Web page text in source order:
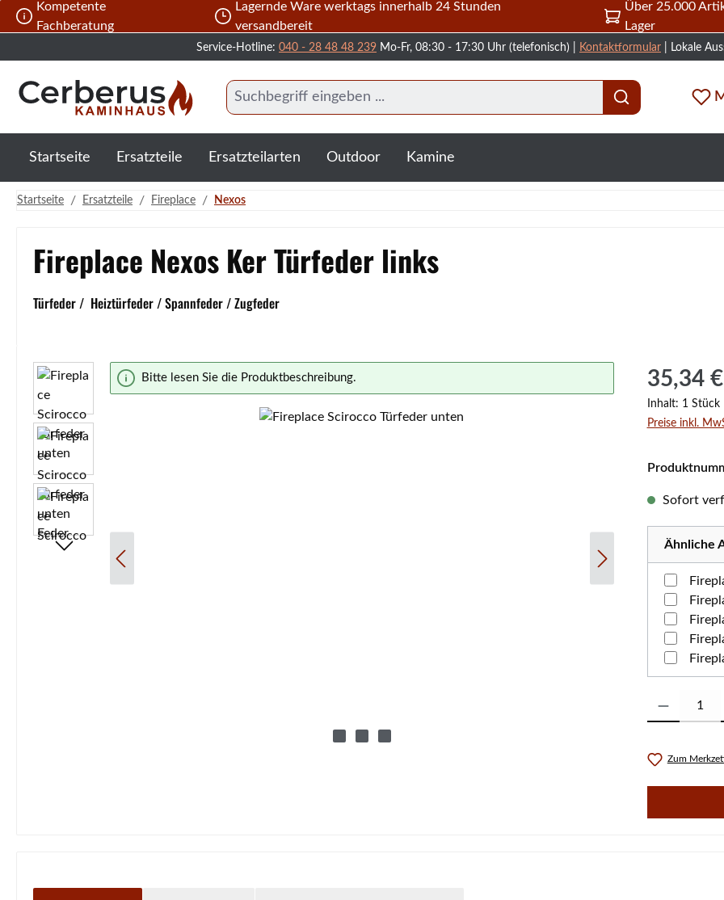
Hauptinhalt springen
Zur Suche springen
Zur Hauptnavigation springen
Kompetente
Fachberatung
Lagernde Ware werktags innerhalb 24 Stunden
versandbereit
Über 25.000
Lager
Service-Hotline: 040 - 28 48 48 239 Mo-Fr, 08:30 - 17:30 Uhr (telefonisch) | Kontaktformular | Lokale
Startseite Ersatzteile Ersatzteilarten Outdoor Kamine
Startseite / Ersatzteile / Fireplace / Nexos
Fireplace Nexos Ker Türfeder links
Türfeder / Heiztürfeder / Spannfeder / Zugfeder
Bildergalerie überspringen
Bitte lesen Sie die Produktbeschreibung.
Regulärer
35,34 €
Inhalt: 1 Stück
Preise inkl.
Sofort
Ähnliche
Zum